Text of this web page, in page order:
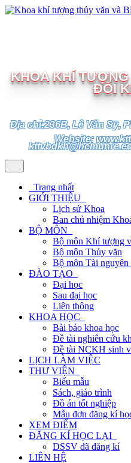
KHOA KHÍ
ĐỔI
Địa chỉ:236B, Lê Văn Sỹ,
Website:
Trang nhất
GIỚI THIỆU
Lịch sử Khoa
Ban chủ nhiệm
BỘ MÔN
Bộ môn Khí tượng
Bộ môn Thủy văn
Bộ môn Tài nguyên
ĐÀO TẠO
Đại học
Sau đại học
Liên thông
KHOA HỌC
Bài báo khoa học
Đề tài nghiên cứu
Đề tài NCKH sinh
LỊCH LÀM VIỆC
THƯ VIỆN
Biểu mẫu
Sách, giáo trình
Đồ án tốt nghiệp
Mẫu đơn đăng kí
XEM ĐIỂM
ĐĂNG KÍ HỌC LẠI
DSSV đã đăng kí
LIÊN HỆ